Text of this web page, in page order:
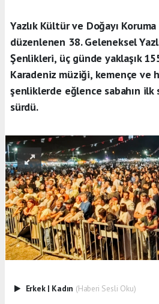
Yazlık Kültür ve Doğayı
düzenlenen 38. Geleneksel
Şenlikleri, üç günde yaklaşık
Karadeniz müziği, kemençe ve
şenliklerde eğlence sabahın ilk
sürdü.
Erkek | Kadın (Haberi Sesli Oku)